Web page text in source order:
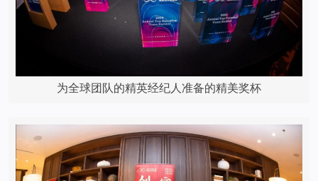
为全球团队的精英经纪人准备的精美奖杯